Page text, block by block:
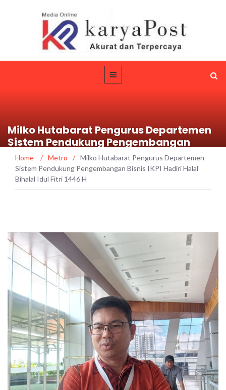
Milko Hutabarat Pengurus Departemen
Sistem Pendukung Pengembangan
Bisnis IKPI Hadiri Halal Bihalal Idul Fitri
1446 H
Home / Metro / Milko Hutabarat Pengurus Departemen
Sistem Pendukung Pengembangan Bisnis IKPI Hadiri Halal
Bihalal Idul Fitri 1446 H